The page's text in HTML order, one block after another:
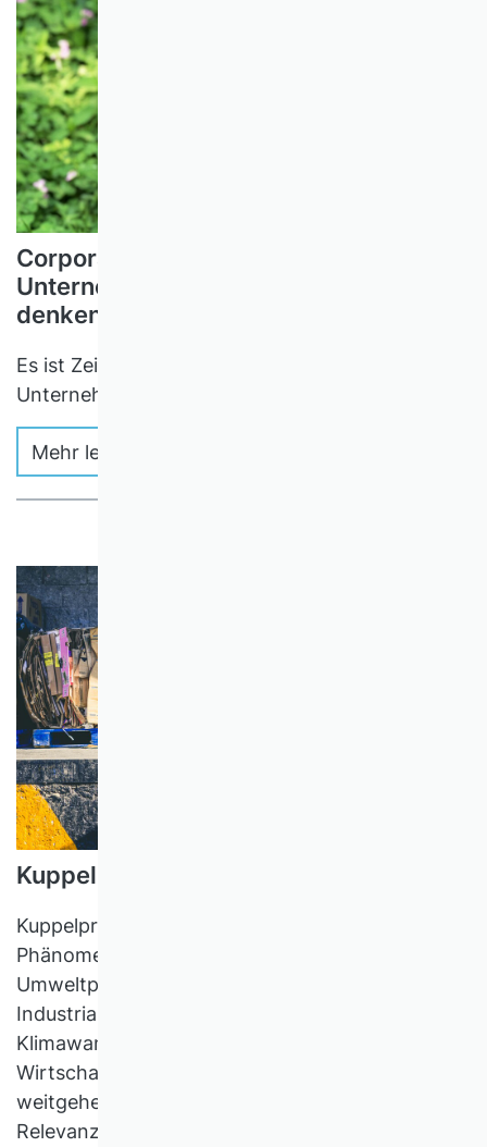
Corporate Social Responsibility (CSR):
Unternehmensverantwortung neu
denken
Es ist Zeit für einen erweiterten Begriff der
Unternehmensverantwortung
Mehr lesen
Kuppelproduktion und Klimawandel
Kuppelproduktion ist ein allgegenwärtiges reales
Phänomen. Obwohl Ursache der meisten
Umweltprobleme, insbesondere des mit der
Industrialisierung bislang verbundenen
Klimawandels, wurde es vom Mainstream der
Wirtschaftswissenschaften im 20. Jahrhundert
weitgehend ignoriert. Mit der zunehmenden
Relevanz des Umwelt- und Klimaschutzes wird